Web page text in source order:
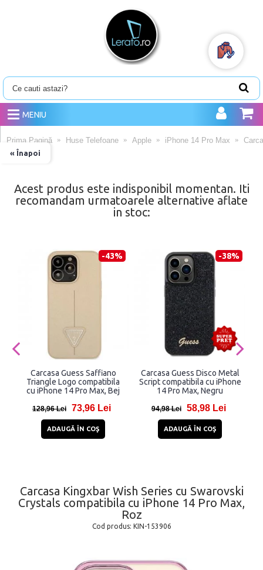
MENIU
« Înapoi
Prima Pagină Huse Telefoane Apple iPhone 14 Pro Max
Acest produs este indisponibil momentan. Iti
recomandam urmatoarele alternative aflate
in stoc:
-43%
Carcasa Guess Saffiano
Triangle Logo compatibila
cu iPhone 14 Pro Max, Bej
128,96 Lei 73,96 Lei
ADAUGĂ ÎN COŞ
-38%
Carcasa Guess Disco Metal
Script compatibila cu iPhone
14 Pro Max, Negru
94,98 Lei 58,98 Lei
ADAUGĂ ÎN COŞ
Carcasa Kingxbar Wish Series cu Swarovski
Crystals compatibila cu iPhone 14 Pro Max,
Roz
Cod produs: KIN-153906